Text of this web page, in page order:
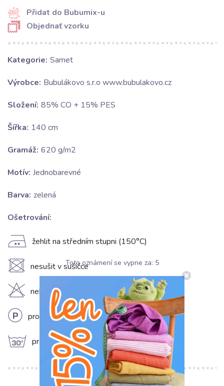
Přidat do Bubumix-u
Objednať vzorku
Kategorie: Samet
Výrobce: Bubulákovo s.r.o www.bubulakovo.cz
Složení: 85% CO + 15% PES
Šířka: 140 cm
Gramáž: 620 g/m2
Motív: Jednobarevné
Barva: zelená
Ošetrování:
E žehlit na středním stupni (150°C)
U nesušit v sušičce
H nebělit
L profesionální chemické čištění
g prát na 30°C
Toto oznámení se vypne za: 5